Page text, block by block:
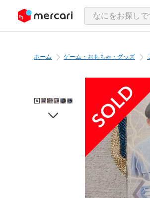
ツにスキップ
ホーム ゲーム・おもちゃ・グッズ